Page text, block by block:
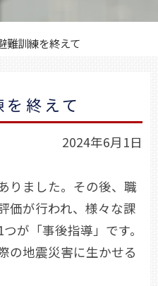
訓練を終えて
終えて
2024年6月1日
りました。その後、職
価が行われ、様々な課
が「事後指導」です。
の地震災害に生かせる